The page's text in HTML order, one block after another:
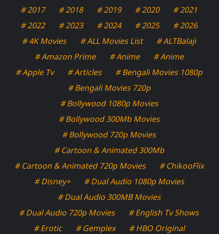
# 2017
# 2018 # 2019 # 2020
# 2021
# 2022
# 2023 # 2024 # 2025
# 2026
# 4K Movies
# ALL Movies List
# ALTBalaji
# Amazon Prime
# Anime
# Anime
# Apple Tv
# Articles
# Bengali Movies 1080p
# Bengali Movies 720p
# Bollywood 1080p Movies
# Bollywood 300Mb Movies
# Bollywood 720p Movies
# Cartoon & Animated 300Mb
# Cartoon & Animated 720p Movies
# ChikooFlix
# Disney+
# Dual Audio 1080p Movies
# Dual Audio 300MB Movies
# Dual Audio 720p Movies
# English Tv Shows
# Erotic
# Gemplex
# HBO Original